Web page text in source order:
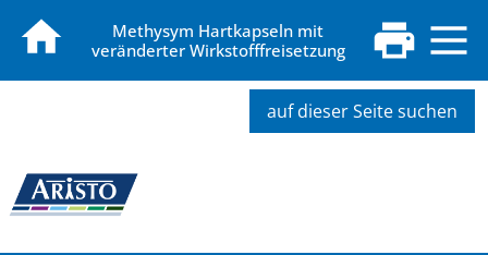
Methysym Hartkapseln mit
veränderter Wirkstofffreisetzung
auf dieser Seite suchen